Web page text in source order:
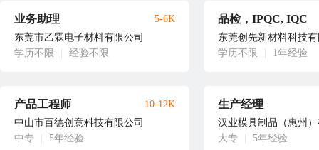
业务助理
东莞市乙霖电子材料有限公司
学历不限
经验不限
5-6K 品检，IPQC, IQC
东莞创先新材料科技
学历不限
1年经验
产品工程师
中山市百德创意科技有限公司
中专
5年经验
10-12K 生产经理
汉业模具制品（惠州
大专
5年经验